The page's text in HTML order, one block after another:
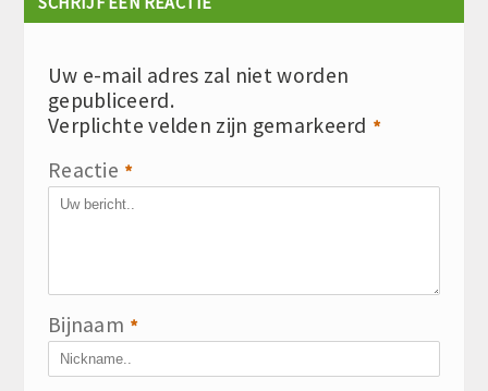
Uw e-mail adres zal niet worden
gepubliceerd.
Verplichte velden zijn gemarkeerd *
Reactie *
Bijnaam *